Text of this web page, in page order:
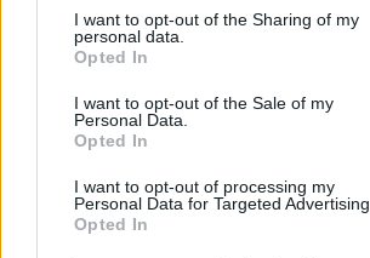
I want to opt-out of the Sharing of my
personal data.
Opted In
I want to opt-out of the Sale of my
Personal Data.
Opted In
I want to opt-out of processing my
Personal Data for Targeted Advertising.
Opted In